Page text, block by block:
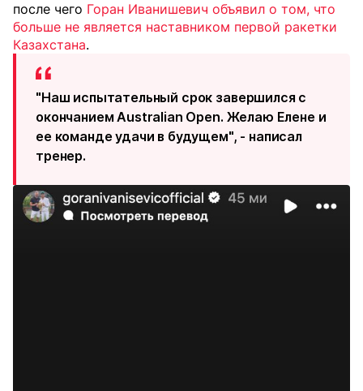
после чего Горан Иванишевич объявил о том, что
больше не является наставником первой ракетки
Казахстана.
"Наш испытательный срок завершился с
окончанием Australian Open. Желаю Елене и
ее команде удачи в будущем", - написал
тренер.